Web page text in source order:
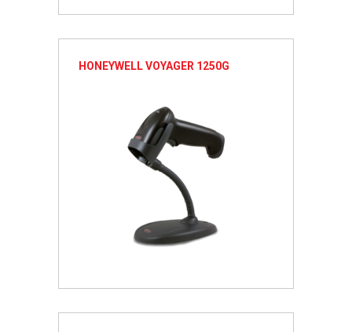
HONEYWELL VOYAGER 1250G